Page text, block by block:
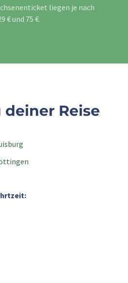
liegen je nach
€ und 75 €.
deiner Reise